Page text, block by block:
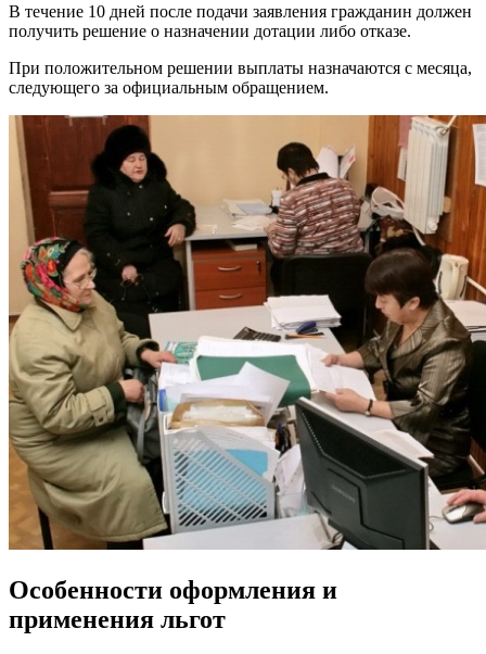
В течение 10 дней после подачи заявления гражданин должен
получить решение о назначении дотации либо отказе.
При положительном решении выплаты назначаются с месяца,
следующего за официальным обращением.
Особенности оформления и
применения льгот